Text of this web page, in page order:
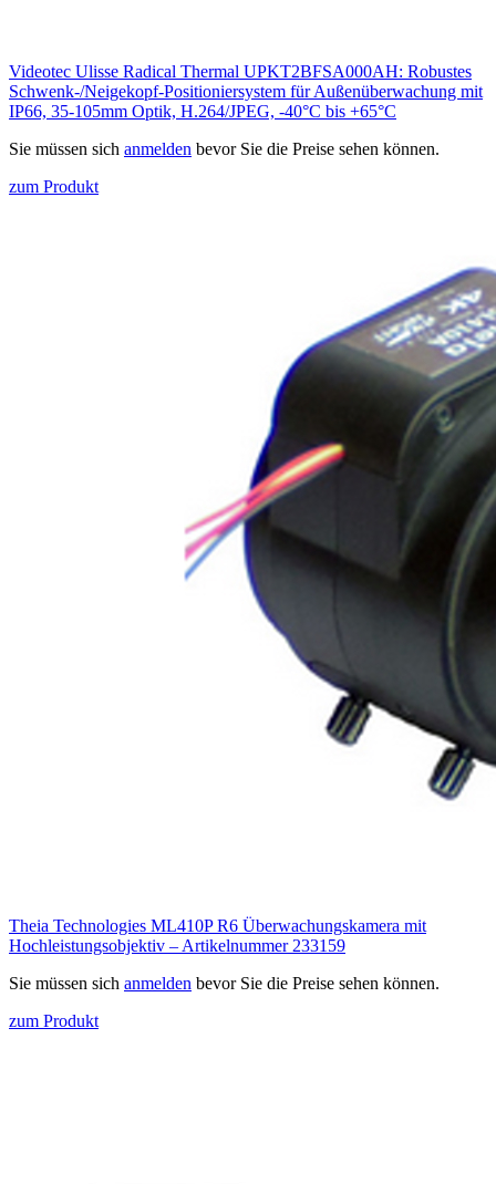
Videotec Ulisse Radical Thermal UPKT2BFSA000AH: Robustes
Schwenk-/Neigekopf-Positioniersystem für Außenüberwachung mit
IP66, 35-105mm Optik, H.264/JPEG, -40°C bis +65°C
Sie müssen sich anmelden bevor Sie die Preise sehen können.
zum Produkt
Theia Technologies ML410P R6 Überwachungskamera mit
Hochleistungsobjektiv – Artikelnummer 233159
Sie müssen sich anmelden bevor Sie die Preise sehen können.
zum Produkt